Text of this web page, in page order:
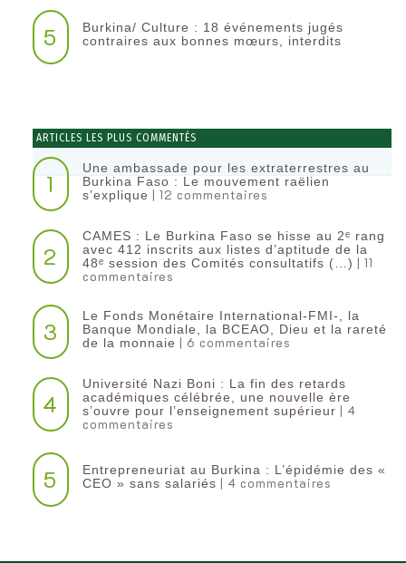
5
Burkina/ Culture : 18 événements jugés
contraires aux bonnes mœurs, interdits
ARTICLES LES PLUS COMMENTÉS
1
Une ambassade pour les extraterrestres au
Burkina Faso : Le mouvement raëlien
s’explique | 12 commentaires
2
CAMES : Le Burkina Faso se hisse au 2ᵉ rang
avec 412 inscrits aux listes d’aptitude de la
48ᵉ session des Comités consultatifs (…) | 11
commentaires
3
Le Fonds Monétaire International-FMI-, la
Banque Mondiale, la BCEAO, Dieu et la rareté
de la monnaie | 6 commentaires
4
Université Nazi Boni : La fin des retards
académiques célébrée, une nouvelle ère
s’ouvre pour l’enseignement supérieur | 4
commentaires
5
Entrepreneuriat au Burkina : L’épidémie des «
CEO » sans salariés | 4 commentaires